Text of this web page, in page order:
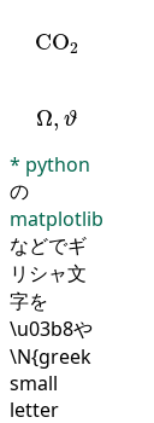
CO2
CO2
Ω, ϑ
Ω ϑ
* python
の
matplotlib
などでギ
リシャ文
字を
\u03b8や
\N{greek
small
letter